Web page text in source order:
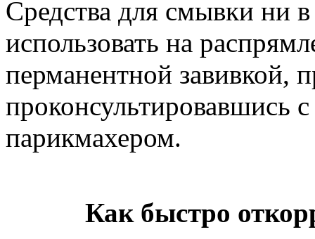
Средства для смывки ни в
использовать на
перманентной завивкой,
проконсультировавшись
парикмахером.
Как быстро